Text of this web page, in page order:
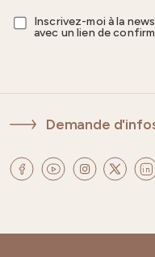
Inscrivez-moi à la
avec un lien de
Demande